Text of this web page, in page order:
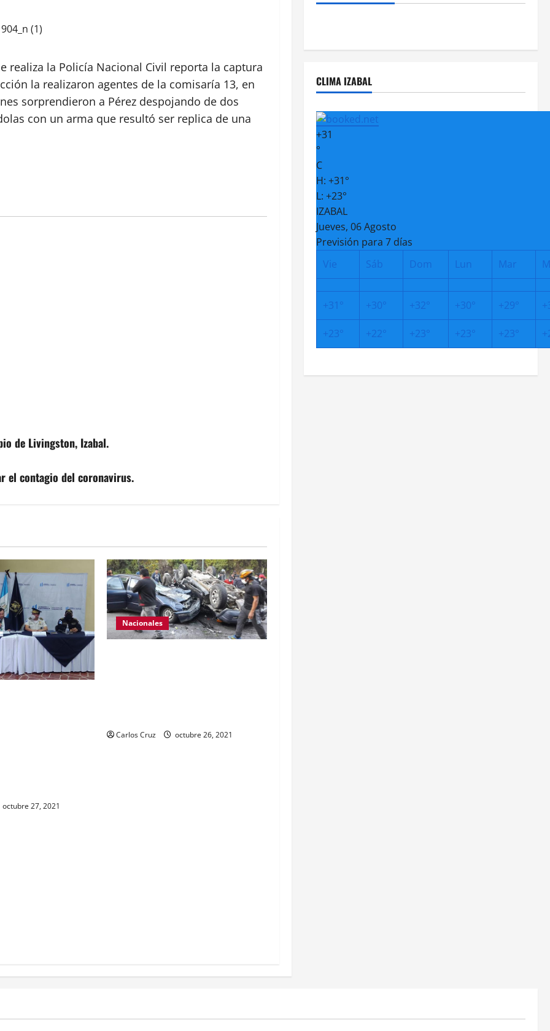
realiza la Policía Nacional Civil reporta la captura
la realizaron agentes de la comisaría 13, en
sorprendieron a Pérez despojando de dos
con un arma que resultó ser replica de una
de Livingston, Izabal.
el contagio del coronavirus.
octubre 27, 2021
Nacionales
Carlos Cruz octubre 26, 2021
CLIMA IZABAL
+31
°
C
H: +31°
L: +23°
IZABAL
Jueves, 06 Agosto
Previsión para 7 días
Vie
Sáb Dom Lun Mar
+31° +30° +32° +30° +29° +
+23° +22° +23° +23° +23° +